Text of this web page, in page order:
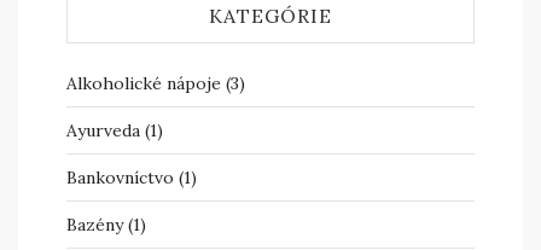
KATEGÓRIE
Alkoholické nápoje (3)
Ayurveda (1)
Bankovníctvo (1)
Bazény(1)